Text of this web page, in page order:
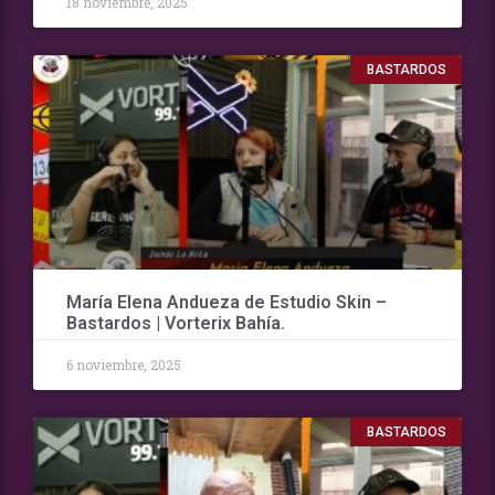
BASTARDOS
María Elena Andueza de Estudio Skin –
Bastardos | Vorterix Bahía.
6 noviembre, 2025
BASTARDOS